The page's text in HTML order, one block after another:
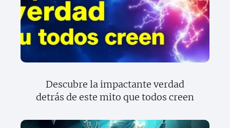
Descubre la impactante verdad
detrás de este mito que todos creen